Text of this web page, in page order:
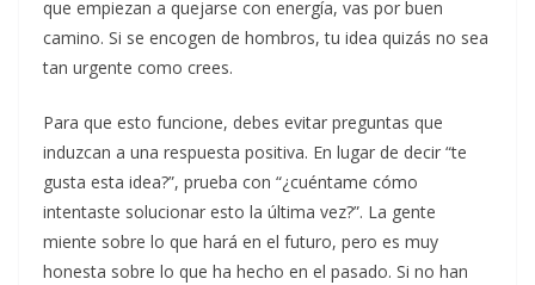
que empiezan a quejarse con energía, vas por buen
camino. Si se encogen de hombros, tu idea quizás no sea
tan urgente como crees.
Para que esto funcione, debes evitar preguntas que
induzcan a una respuesta positiva. En lugar de decir “te
gusta esta idea?”, prueba con “¿cuéntame cómo
intentaste solucionar esto la última vez?”. La gente
miente sobre lo que hará en el futuro, pero es muy
honesta sobre lo que ha hecho en el pasado. Si no han